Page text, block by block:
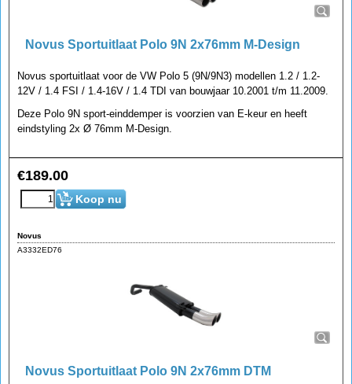
Novus Sportuitlaat Polo 9N 2x76mm M-Design
Novus sportuitlaat voor de VW Polo 5 (9N/9N3) modellen 1.2 / 1.2-
12V / 1.4 FSI / 1.4-16V / 1.4 TDI van bouwjaar 10.2001 t/m 11.2009.
Deze Polo 9N sport-einddemper is voorzien van E-keur en heeft
eindstyling 2x Ø 76mm M-Design.
€189.00
Koop nu
Novus
A3332ED76
Novus Sportuitlaat Polo 9N 2x76mm DTM